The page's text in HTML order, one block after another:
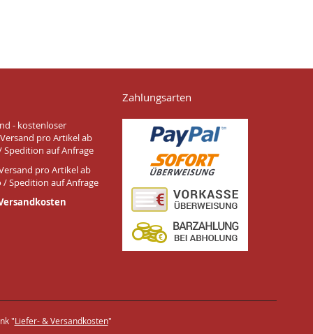
- kostenloser
pro Artikel ab
Spedition auf Anfrage
pro Artikel ab
/ Spedition auf Anfrage
Zahlungsarten
"Liefer- & Versandkosten"